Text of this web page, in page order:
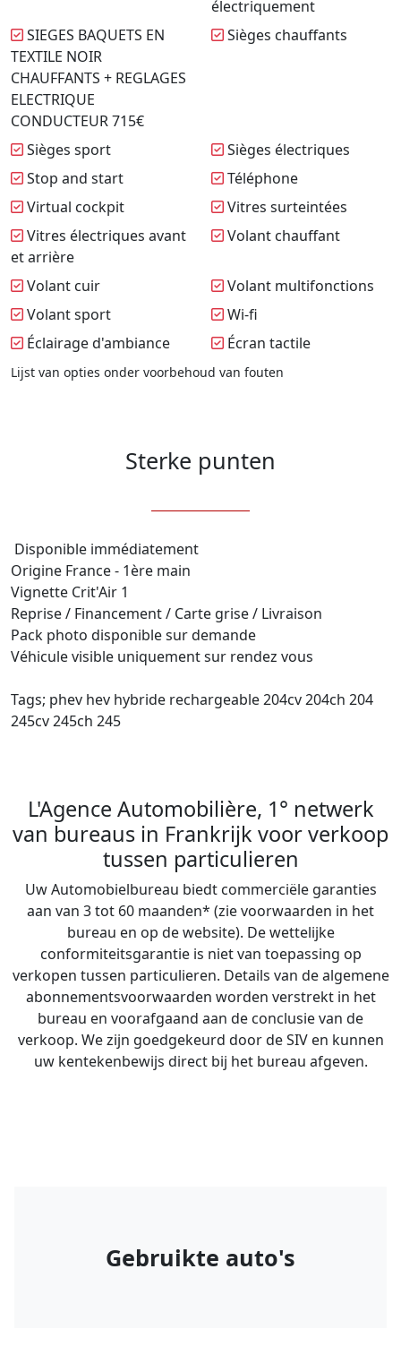
électriquement
SIEGES BAQUETS EN
TEXTILE NOIR
CHAUFFANTS + REGLAGES
ELECTRIQUE
CONDUCTEUR 715€
Sièges chauffants
Sièges sport
Sièges électriques
Stop and start
Téléphone
Virtual cockpit
Vitres surteintées
Vitres électriques avant
et arrière
Volant chauffant
Volant cuir
Volant multifonctions
Volant sport
Wi-fi
Éclairage d'ambiance
Écran tactile
Lijst van opties onder voorbehoud van fouten
Sterke punten
Origine France - 1ère main
Vignette Crit'Air 1
Reprise / Financement / Carte grise / Livraison
Pack photo disponible sur demande
Véhicule visible uniquement sur rendez vous
Tags; phev hev hybride rechargeable 204cv 204ch 204
245cv 245ch 245
L'Agence Automobilière, 1° netwerk
van bureaus in Frankrijk voor verkoop
tussen particulieren
Uw Automobielbureau biedt commerciële garanties
aan van 3 tot 60 maanden* (zie voorwaarden in het
bureau en op de website). De wettelijke
conformiteitsgarantie is niet van toepassing op
verkopen tussen particulieren. Details van de algemene
abonnementsvoorwaarden worden verstrekt in het
bureau en voorafgaand aan de conclusie van de
verkoop. We zijn goedgekeurd door de SIV en kunnen
uw kentekenbewijs direct bij het bureau afgeven.
Gebruikte auto's